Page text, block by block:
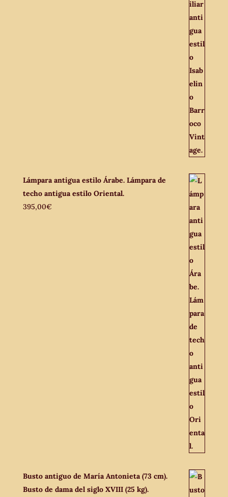
Lámpara antigua estilo Árabe. Lámpara de
techo antigua estilo Oriental.
395,00€
Busto antiguo de María Antonieta (73 cm).
Busto de dama del siglo XVIII (25 kg).